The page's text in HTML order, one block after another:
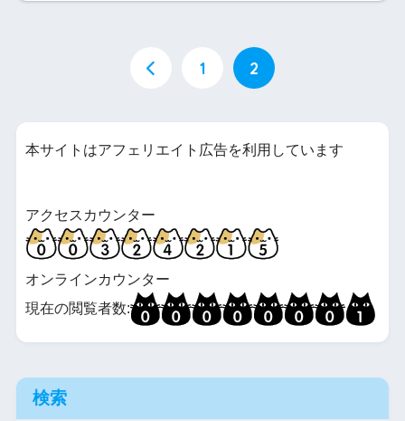
1 2
本サイトはアフェリエイト広告を利用しています
アクセスカウンター
オンラインカウンター
現在の閲覧者数:
検索